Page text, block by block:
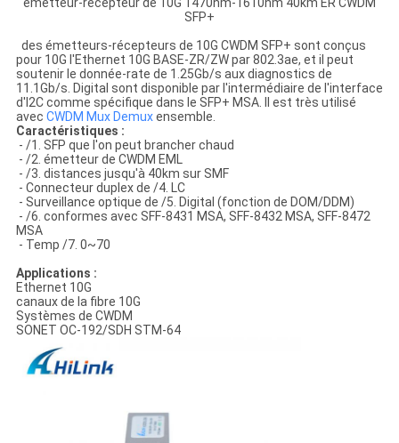
CONFIDENTIALITÉ
émetteur-récepteur de 10G 1470nm-1610nm 40km ER CWDM
SFP+
des émetteurs-récepteurs de 10G CWDM SFP+ sont conçus
pour 10G l'Ethernet 10G BASE-ZR/ZW par 802.3ae, et il peut
soutenir le donnée-rate de 1.25Gb/s aux diagnostics de
11.1Gb/s. Digital sont disponible par l'intermédiaire de l'interface
d'I2C comme spécifique dans le SFP+ MSA. Il est très utilisé
avec CWDM Mux Demuxensemble.
Caractéristiques :
- /1. SFP que l'on peut brancher chaud
- /2. émetteur de CWDM EML
- /3. distances jusqu'à 40km sur SMF
- Connecteur duplex de /4. LC
- Surveillance optique de /5. Digital (fonction de DOM/DDM)
- /6. conformes avec SFF-8431 MSA, SFF-8432 MSA, SFF-8472
MSA
- Temp /7. 0~70
Applications :
Ethernet 10G
canaux de la fibre 10G
Systèmes de CWDM
SONET OC-192/SDH STM-64